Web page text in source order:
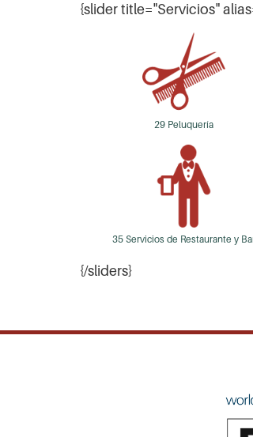
{slider title="Servicios"
29 Peluquería
35 Servicios de Restaurante y
{/sliders}